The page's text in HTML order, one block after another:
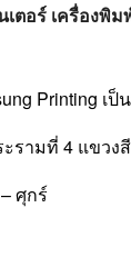
อร์ เครื่องพิม
Printing เ
ามที่ 4 แขวง
ศุกร์